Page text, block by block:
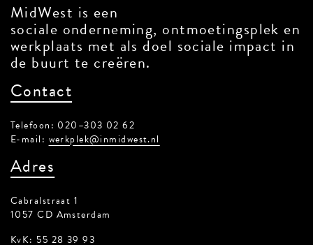
MidWest is een
sociale onderneming, ontmoetingsplek en
werkplaats met als doel sociale impact in
de buurt te creëren.
Contact
Telefoon: 020–303 02 62
E-mail: werkplek@inmidwest.nl
Adres
Cabralstraat 1
1057 CD Amsterdam
KvK: 55 28 39 93